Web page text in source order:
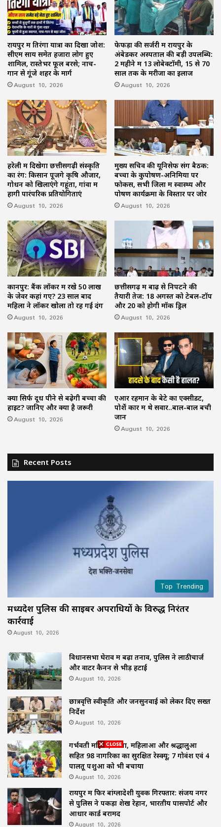
रायपुर में तिरंगा यात्रा का दिखा जोश:
सीएम साय समेत हजारों लोग हुए
शामिल, रास्तेभर फूल बरसे; नाच-
गान से गूंजे शहर के मार्ग
August 10, 2026
फेफड़ों की सर्जरी में रायपुर के
अंबेडकर अस्पताल की बड़ी उपलब्धि:
2 महीने में 13 लोबेक्टॉमी, 15 से 70
साल तक के मरीजों का इलाज
August 10, 2026
हरेली में दिखेगा छत्तीसगढ़ी संस्कृति
का रंग: किसान पूजेंगे कृषि औजार,
गोधन को खिलाएंगे गहूंता, गांवों में
होंगी पारंपरिक प्रतियोगिताएं
August 10, 2026
मुख्य सचिव की यूनिसेफ संग बैठक:
बच्चों के कुपोषण-अनिमिया पर
फोकस, सभी जिलों में स्वास्थ्य और
पोषण कार्यक्रमों के विस्तार पर जोर
August 10, 2026
कानपुर: बैंक लॉकर में रखे 50 लाख
के जेवर कहां गए? 23 साल बाद
महिला ने लॉकर खोला तो रह गई दंग
August 10, 2026
छत्तीसगढ़ में बाढ़ से निपटने की
तैयारी तेज: 18 अगस्त को टेबल-टॉप
और 20 को होगी मॉक ड्रिल
August 10, 2026
क्या सिर्फ दूध पीने से बढ़ेगी बच्चों की
हाइट? जानिए और क्या है जरूरी
August 10, 2026
एआर रहमान के बेटे का एक्सीडेंट,
पोर्शे कार में थे सवार..बाल-बाल बची
जान
August 10, 2026
Recent Posts
Top Trending
मध्यप्रदेश पुलिस की साइबर अपराधियों के विरुद्ध निरंतर
कार्रवाई
August 10, 2026
विधानसभा घेराव में बढ़ा तनाव, पुलिस ने लाठीचार्ज
और वाटर कैनन से भीड़ हटाई
August 10, 2026
छात्रवृत्ति स्वीकृति और जनसुनवाई को लेकर दिए सख्त
निर्देश
August 10, 2026
गर्भवती महिला, बच्चों, महिलाओं और श्रद्धालुओं
सहित 98 नागरिकों का सुरक्षित रेस्क्यू; 7 गोवंश एवं 4
पालतू पशुओं को भी बचाया
August 10, 2026
रायपुर में फिर बांग्लादेशी युवक गिरफ्तार: संजय नगर
से पुलिस ने पकड़ा शेख रेहान, भारतीय पासपोर्ट और
आधार कार्ड बरामद
August 10, 2026